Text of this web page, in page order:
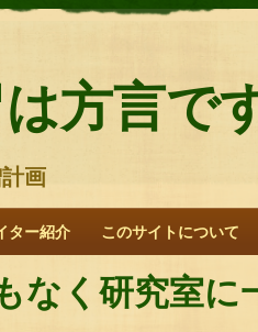
方言で
画
ター紹介 このサイトについて
なく研究室に